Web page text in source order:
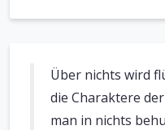
Über nichts wird
die Charaktere
man in nichts